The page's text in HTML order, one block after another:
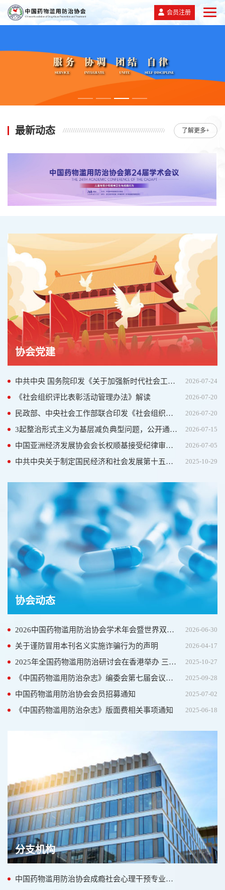
会员注册
最新动态 了解更多+
协会党建
中共中央 国务院印发《关于加强新时代社会工作的意见》 2026-07-24
《社会组织评比表彰活动管理办法》解读 2026-07-20
民政部、中央社会工作部联合印发《社会组织评比表彰活动管理办法》 2026-07-20
3起整治形式主义为基层减负典型问题，公开通报！ 2026-07-15
中国亚洲经济发展协会会长权顺基接受纪律审查和监察调查 2026-07-05
中共中央关于制定国民经济和社会发展第十五个五年规划的建议 2025-10-29
协会动态
2026中国药物滥用防治协会学术年会暨世界双重障碍协会年会在上海圆满落幕 2026-06-30
关于谨防冒用本刊名义实施诈骗行为的声明 2026-04-17
2025年全国药物滥用防治研讨会在香港举办 三地携手共筑“无毒湾区” 2025-10-27
《中国药物滥用防治杂志》编委会第七届会议在南京顺利召开 2025-09-28
中国药物滥用防治协会会员招募通知 2025-07-02
《中国药物滥用防治杂志》版面费相关事项通知 2025-06-18
分支机构
中国药物滥用防治协会成瘾社会心理干预专业委员会